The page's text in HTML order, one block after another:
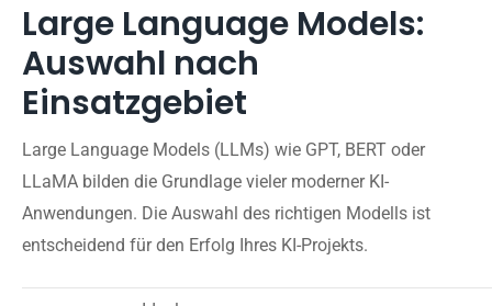
Large Language Models:
Auswahl nach
Einsatzgebiet
Large Language Models (LLMs) wie GPT, BERT oder
LLaMA bilden die Grundlage vieler moderner KI-
Anwendungen. Die Auswahl des richtigen Modells ist
entscheidend für den Erfolg Ihres KI-Projekts.